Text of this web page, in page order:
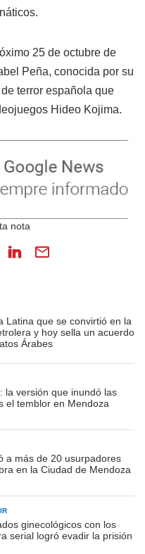
25 de octubre de
Peña, conocida por su
terror española que
Hideo Kojima.
Latina que se convirtió en la
y hoy sella un acuerdo
Árabes
la versión que inundó las
el temblor en Mendoza
a más de 20 usurpadores
en la Ciudad de Mendoza
ginecológicos con los
serial logró evadir la prisión